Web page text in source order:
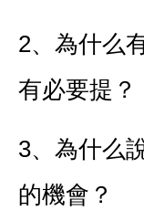
2、為什么
有必要提？
3、為什么
的機會？